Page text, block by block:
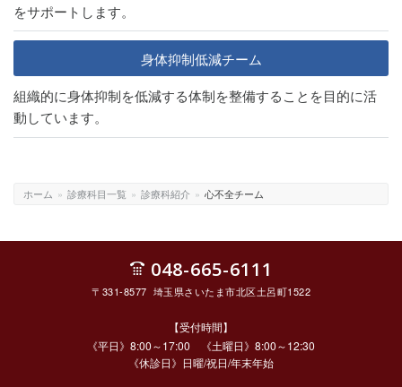
をサポートします。
身体抑制低減チーム
組織的に身体抑制を低減する体制を整備することを目的に活
動しています。
ホーム » 診療科目一覧 » 診療科紹介 » 心不全チーム
048-665-6111
〒331-8577 埼玉県さいたま市北区土呂町1522
【受付時間】
《平日》8:00～17:00 《土曜日》8:00～12:30
《休診日》日曜/祝日/年末年始